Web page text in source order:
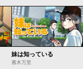
妹は知っている
雁木万里